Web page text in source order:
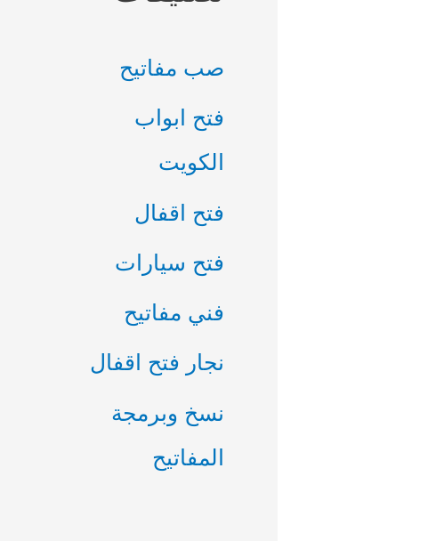
صب مفاتيح
فتح ابواب
الكويت
فتح اقفال
فتح سيارات
فني مفاتيح
نجار فتح اقفال
نسخ وبرمجة
المفاتيح